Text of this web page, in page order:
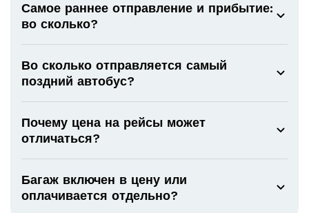
Самое раннее отправление и прибытие:
во сколько?
Во сколько отправляется самый
поздний автобус?
Почему цена на рейсы может
отличаться?
Багаж включен в цену или
оплачивается отдельно?